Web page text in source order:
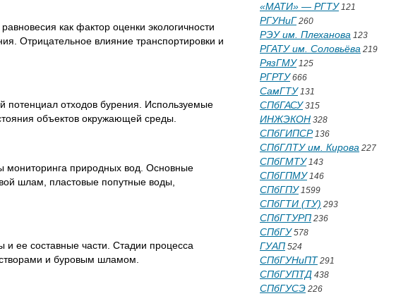
как фактор оценки экологичности
Отрицательное влияние транспортировки и
потенциал отходов бурения. Используемые
объектов окружающей среды.
мониторинга природных вод. Основные
шлам, пластовые попутные воды,
ее составные части. Стадии процесса
и буровым шламом.
«МАТИ» — РГТУ121
РГУНиГ 260
РЭУ им. Плеханова 123
РГАТУ им. Соловьёва 219
РязГМУ125
РГРТУ666
СамГТУ131
СПбГАСУ315
ИНЖЭКОН 328
СПбГИПСР136
СПбГЛТУ им. Кирова 227
СПбГМТУ143
СПбГПМУ146
СПбГПУ1599
СПбГТИ (ТУ) 293
СПбГТУРП 236
СПбГУ578
ГУАП 524
СПбГУНиПТ 291
СПбГУПТД 438
СПбГУСЭ 226